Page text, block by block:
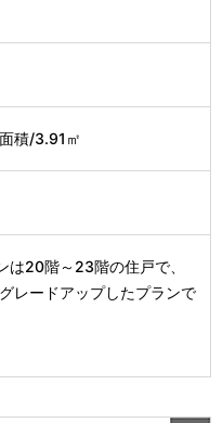
積/3.91㎡
は20階～23階の住戸で、
レードアップしたプランで